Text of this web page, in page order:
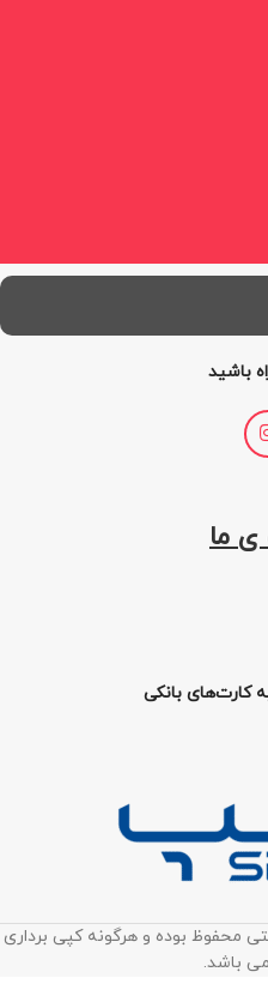
باشید
ی ما
کارت‌های بانکی
محفوظ بوده و هرگونه کپی برداری
باشد.